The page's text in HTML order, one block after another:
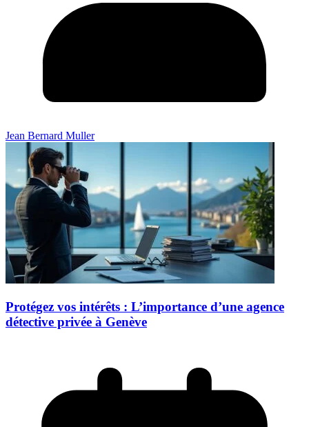
Jean Bernard Muller
Protégez vos intérêts : L’importance d’une agence
détective privée à Genève